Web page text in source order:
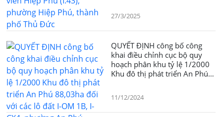
27/3/2025
QUYẾT ĐỊNH công bố công
khai điều chỉnh cục bộ quy
hoạch phân khu tỷ lệ 1/2000
Khu đô thị phát triển An Phú
Phú, thành phố Thủ Đức
11/12/2024